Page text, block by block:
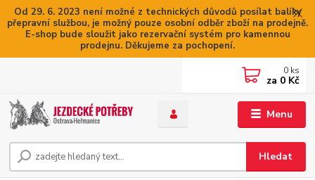
Od 29. 6. 2023 není možné z technických důvodů posílat balíky
přepravní službou, je možný pouze osobní odběr zboží na prodejně.
E-shop bude sloužit jako rezervační systém pro kamennou
prodejnu. Děkujeme za pochopení.
Menu
Hledat
0 ks
za 0 Kč